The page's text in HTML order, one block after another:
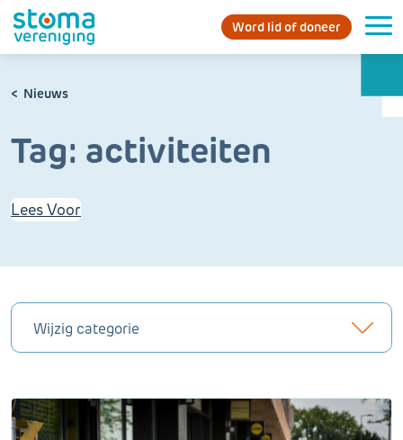
Word lid of doneer
Nieuws
Tag: activiteiten
Lees Voor